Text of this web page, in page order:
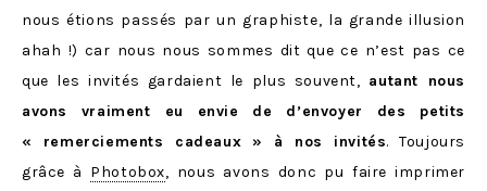
nous étions passés par un graphiste, la grande illusion
ahah !) car nous nous sommes dit que ce n’est pas ce
que les invités gardaient le plus souvent, autant nous
avons vraiment eu envie de d’envoyer des petits
« remerciements cadeaux » à nos invités. Toujours
grâce à Photobox, nous avons donc pu faire imprimer